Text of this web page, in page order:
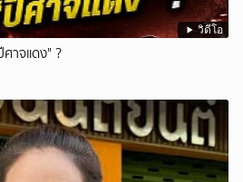
วิดีโอ
าจแดง" ?